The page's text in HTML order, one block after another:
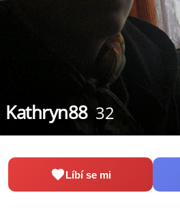
Kathryn88 32
Líbí se mi